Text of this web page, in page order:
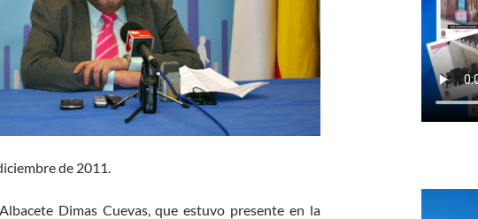
de 2011.
Dimas Cuevas, que estuvo presente en la